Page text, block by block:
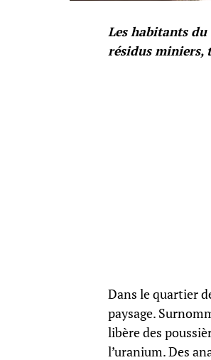
Les habitants
résidus miniers,
Dans le quartier
paysage.
libère des
l’uranium. Des